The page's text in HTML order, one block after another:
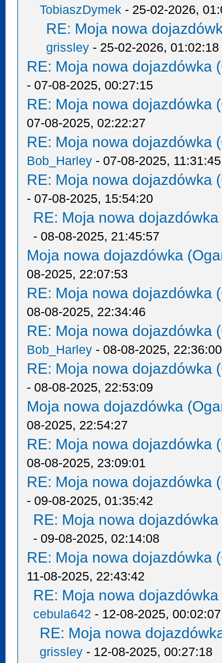
TobiaszDymek - 25-02-2026,
RE: Moja nowa
grissley - 25-02-2026, 01:02:18
RE: Moja nowa dojazdówka
- 07-08-2025, 00:27:15
RE: Moja nowa dojazdówka
07-08-2025, 02:22:27
RE: Moja nowa dojazdówka
Bob_Harley - 07-08-2025, 11:31:45
RE: Moja nowa dojazdówka
- 07-08-2025, 15:54:20
RE: Moja nowa
- 08-08-2025, 21:45:57
Moja nowa dojazdówka
08-2025, 22:07:53
RE: Moja nowa dojazdówka
08-08-2025, 22:34:46
RE: Moja nowa dojazdówka
Bob_Harley - 08-08-2025, 22:36:00
RE: Moja nowa dojazdówka
- 08-08-2025, 22:53:09
Moja nowa dojazdówka
08-2025, 22:54:27
RE: Moja nowa dojazdówka
08-08-2025, 23:09:01
RE: Moja nowa dojazdówka
- 09-08-2025, 01:35:42
RE: Moja nowa
- 09-08-2025, 02:14:08
RE: Moja nowa dojazdówka
11-08-2025, 22:43:42
RE: Moja nowa
cebula642 - 12-08-2025, 00:02:07
RE: Moja nowa
grissley - 12-08-2025, 00:27:18